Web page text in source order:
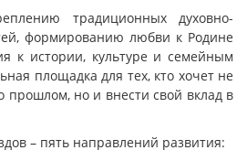
традиционных духовно-
формированию любви к Родине
к истории, культуре и семейным
площадка для тех, кто хочет не
прошлом, но и внести свой вклад в
– пять направлений развития: